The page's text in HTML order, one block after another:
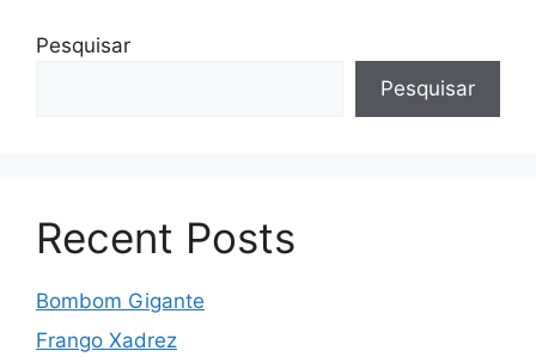
Pesquisar
Pesquisar
Recent Posts
Bombom Gigante
Frango Xadrez